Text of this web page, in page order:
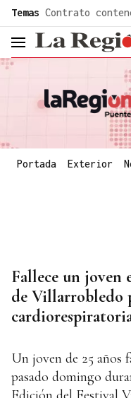
Temas Contrato
header.menu.open
Portada Exterior
Fallece un joven
de Villarrobledo
Un joven de 25 años
pasado domingo